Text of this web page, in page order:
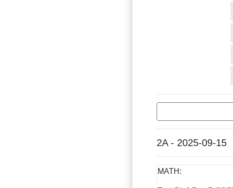
2A - 2025-09-15
MATH: